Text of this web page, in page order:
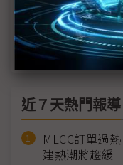
Googlebook以
世
近７天熱門報導
MLCC訂單過
建熱潮將趨緩